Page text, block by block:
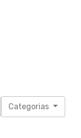
Categorias